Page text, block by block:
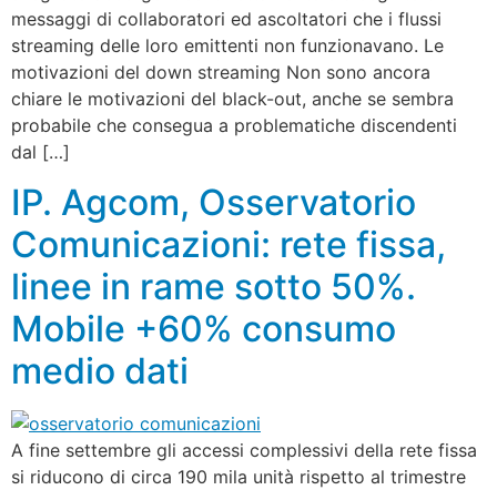
messaggi di collaboratori ed ascoltatori che i flussi
streaming delle loro emittenti non funzionavano. Le
motivazioni del down streaming Non sono ancora
chiare le motivazioni del black-out, anche se sembra
probabile che consegua a problematiche discendenti
dal […]
IP. Agcom, Osservatorio
Comunicazioni: rete fissa,
linee in rame sotto 50%.
Mobile +60% consumo
medio dati
A fine settembre gli accessi complessivi della rete fissa
si riducono di circa 190 mila unità rispetto al trimestre